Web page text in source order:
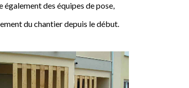
des équipes de pose,
du chantier depuis le début.